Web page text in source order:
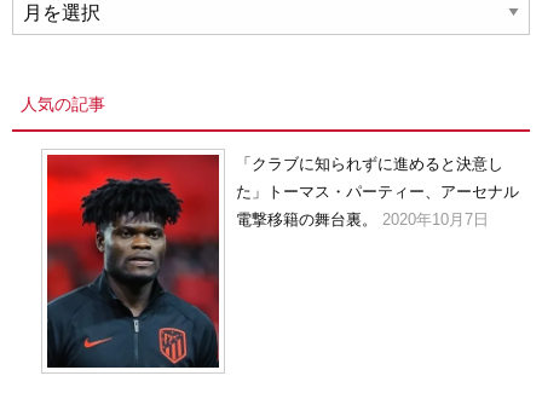
ー
人気の記事
「クラブに知られずに進めると決意し
た」トーマス・パーティー、アーセナル
電撃移籍の舞台裏。
2020年10月7日